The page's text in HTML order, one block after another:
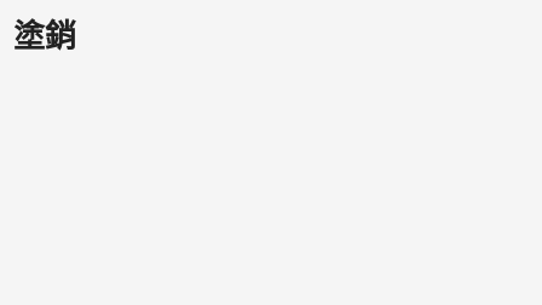
塗銷